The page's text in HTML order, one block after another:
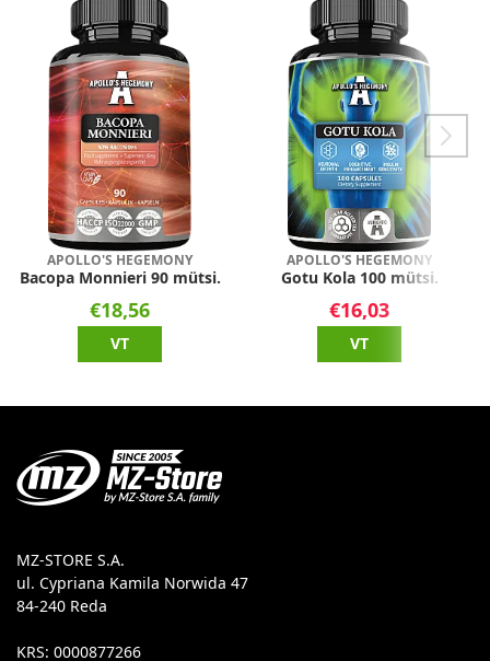
APOLLO'S HEGEMONY
Bacopa Monnieri 90 mütsi.
€18,56
VT
APOLLO'S HEGEMONY
Gotu Kola 100 mütsi.
€16,03
VT
MZ-STORE S.A.
ul. Cypriana Kamila Norwida 47
84-240 Reda
KRS: 0000877266